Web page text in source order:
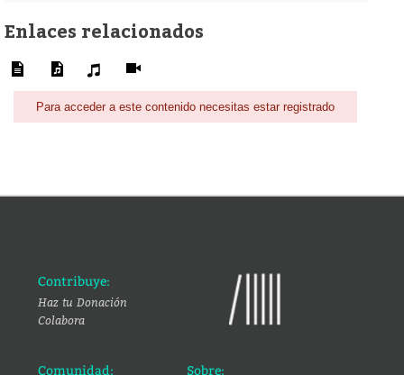
Enlaces relacionados
Para acceder a este contenido necesitas estar registrado
Contribuye:
Haz tu Donación
Colabora
Comunidad: Sobre: